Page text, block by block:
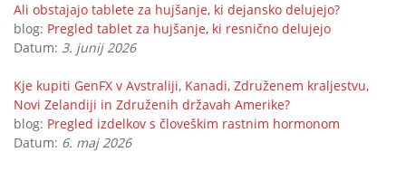
Ali obstajajo tablete za hujšanje, ki dejansko delujejo?
blog: Pregled tablet za hujšanje, ki resnično delujejo
Datum: 3. junij 2026
Kje kupiti GenFX v Avstraliji, Kanadi, Združenem kraljestvu,
Novi Zelandiji in Združenih državah Amerike?
blog: Pregled izdelkov s človeškim rastnim hormonom
Datum: 6. maj 2026